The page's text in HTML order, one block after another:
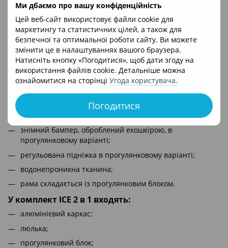
Ми дбаємо про вашу конфіденційність
Цей веб-сайт використовує файли cookie для
маркетингу та статистичних цілей, а також для
безпечної та оптимальної роботи сайту. Ви можете
змінити це в налаштуваннях вашого браузера.
Натисніть кнопку «Погодитися», щоб дати згоду на
використання файлів cookie. Детальніше можна
ознайомитися на сторінці Угода користувача.
Погодитися
сонцезахисний козирок інтегрований з капюшоном
люльки;
подвійна вентиляція в корпусі люльки;
регулювання люльки;
плавне регулювання спинки в прогулянковому варіанті
до повністю лежачого положення;
регульовані п'ятиточкові ремені безпеки;
естетичний, м'який матрац в коляску;
матрац в люльці;
знімний бампер, оброблений екошкірою, в
прогулянковому варіанті;
регульована підніжка в прогулянковому варіанті;
водонепроникна тканина;
рама складається із прогулянковим блоком.
У комплект ICE 2 в 1 входять:
алюмінієвий каркас;
люлька;
прогулянковий блок;